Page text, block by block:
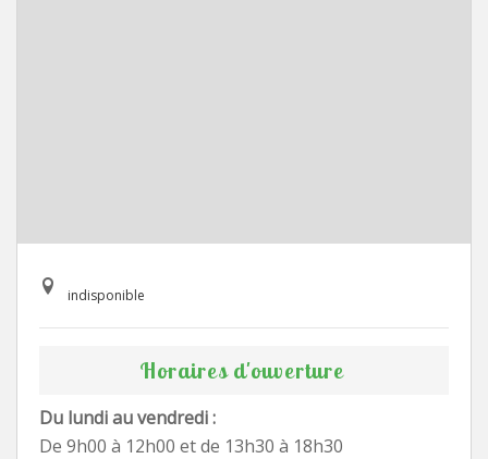
indisponible
Horaires d'ouverture
Du lundi au vendredi :
De 9h00 à 12h00 et de 13h30 à 18h30